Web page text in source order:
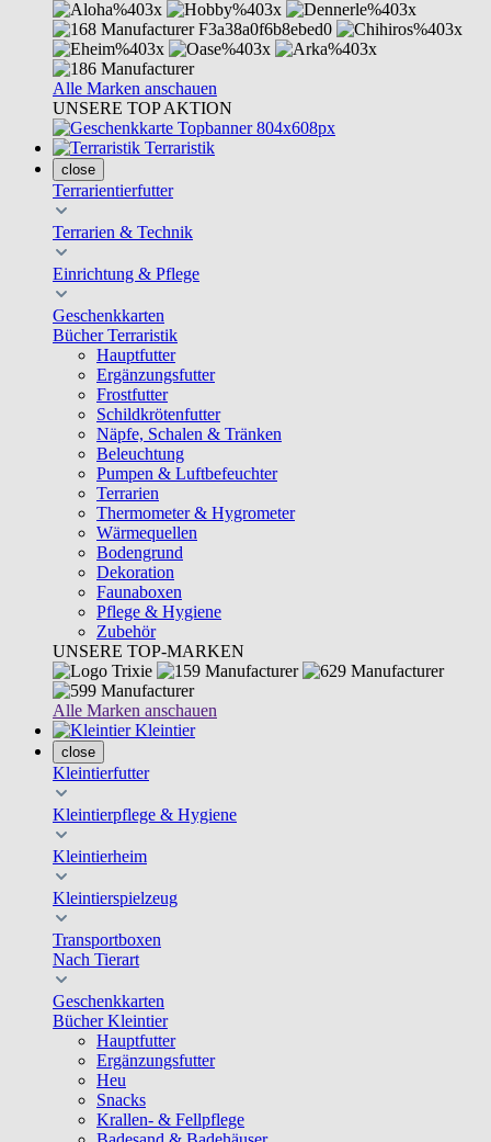
Alle Marken anschauen
UNSERE TOP AKTION
Terraristik
close
Terrarientierfutter
Terrarien & Technik
Einrichtung & Pflege
Geschenkkarten
Bücher Terraristik
Hauptfutter
Ergänzungsfutter
Frostfutter
Schildkrötenfutter
Näpfe, Schalen & Tränken
Beleuchtung
Pumpen & Luftbefeuchter
Terrarien
Thermometer & Hygrometer
Wärmequellen
Bodengrund
Dekoration
Faunaboxen
Pflege & Hygiene
Zubehör
UNSERE TOP-MARKEN
Alle Marken anschauen
Kleintier
close
Kleintierfutter
Kleintierpflege & Hygiene
Kleintierheim
Kleintierspielzeug
Transportboxen
Nach Tierart
Geschenkkarten
Bücher Kleintier
Hauptfutter
Ergänzungsfutter
Heu
Snacks
Krallen- & Fellpflege